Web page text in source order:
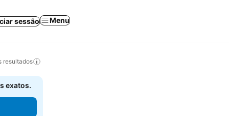
sessão Menu
resultados
exatos.